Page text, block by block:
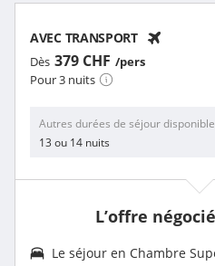
AVEC TRANSPORT
Dès 379 CHF /pers
Pour 3 nuits
Autres durées de séjour
13 ou 14 nuits
L’offre
Le séjour en Chambre